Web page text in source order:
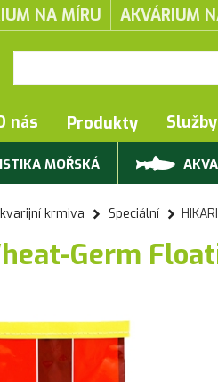
NA MÍRU AKVÁRIUM
nás Produkty Služby
MOŘSKÁ
krmiva Speciální
Germ